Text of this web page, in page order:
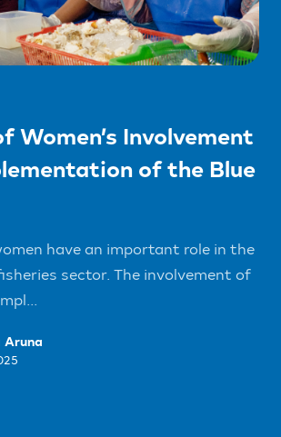
Women’s Involvement
of the Blue
have an important role in the
sector. The involvement of
Aruna